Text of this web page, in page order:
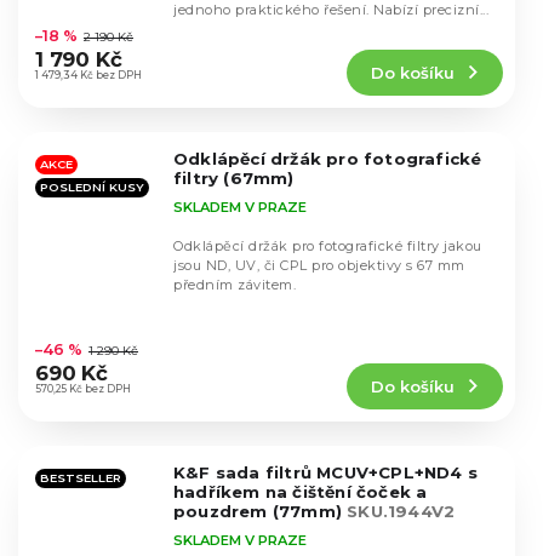
hodnocení
produktu
je
hvězdiček.
1 479,34 Kč bez DPH
–18 % 2 190 Kč
1 790 Kč
Do košíku
jednoho praktického řešení. Nabízí precizní...
AKCE
POSLEDNÍ KUSY
Odklápěcí držák pro fotografické
filtry (67mm)
hodnocení
produktu
je
hvězdiček.
SKLADEM V PRAZE
570,25 Kč bez DPH
–46 % 1 290 Kč
690 Kč
Do košíku
Odklápěcí držák pro fotografické filtry jakou
jsou ND, UV, či CPL pro objektivy s 67 mm
předním závitem.
BESTSELLER
K&F sada filtrů MCUV+CPL+ND4 s
hadříkem na čištění čoček a
pouzdrem (77mm) SKU.1944V2
SKLADEM V PRAZE